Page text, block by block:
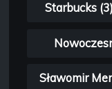
Starbucks (3)
Sławomir